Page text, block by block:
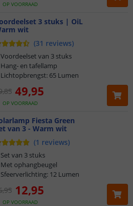
OP VOORRAAD
3 stuks | OiL
wit
(31 reviews)
OP VOORRAAD
,85 49,95
Voordeelset van 3 stuks
Hang- en tafellamp
Lichtopbrengst: 65 Lumen
Fiesta Green
van 3 - Warm wit
(1 reviews)
OP VOORRAAD
,95 12,95
Set van 3 stuks
Met ophangbeugel
Sfeerverlichting: 12 Lumen
9.1
uur besteld, morgen in huis
2 jaar garantie
verzending vanaf € 20,-